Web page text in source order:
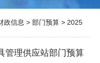
政信息 > 部门预算 > 2025
管理供应站部门预算